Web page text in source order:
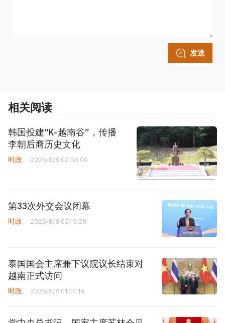
发送
相关阅读
韩国投建“K-越南谷”，传播
李朝后裔历史文化
时政 2026/8/8 02:36:00
第33次外交会议闭幕
时政 2026/8/8 02:13:29
泰国国会主席兼下议院议长结束对
越南正式访问
时政 2026/8/8 01:44:18